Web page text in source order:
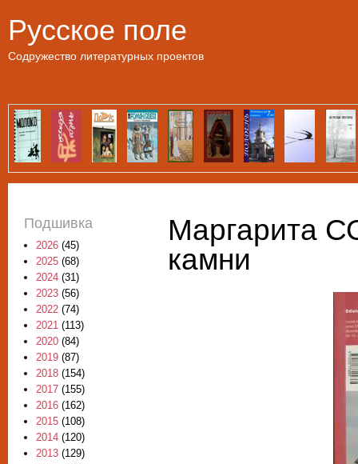
Русское поле
Содружество литературных проектов
Маргарита
камни
Подшивка
2026 (45)
2025 (68)
2024 (31)
2023 (56)
2022 (74)
2021 (113)
2020 (84)
2019 (87)
2018 (154)
2017 (155)
2016 (162)
2015 (108)
2014 (120)
2013 (129)